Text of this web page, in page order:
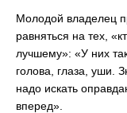
Молодой владелец
равняться на тех,
лучшему»: «У них
голова, глаза, уши.
надо искать
вперед».